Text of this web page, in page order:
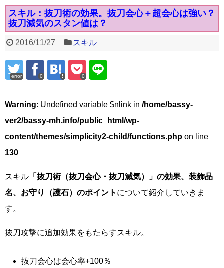
スキル：抜刀術の効果。抜刀会心＋超会心は強い？
抜刀減気のスタン値は？
2016/11/27 スキル
error 0 0
Warning: Undefined variable $nlink in /home/bassy-
ver2/bassy-mh.info/public_html/wp-
content/themes/simplicity2-child/functions.php on line
130
スキル 「抜刀術（抜刀会心・抜刀減気）」の効果、装飾品
名、お守り（護石）のポイント について紹介していきま
す。
抜刀攻撃に追加効果をもたらすスキル。
抜刀会心は会心率+100％